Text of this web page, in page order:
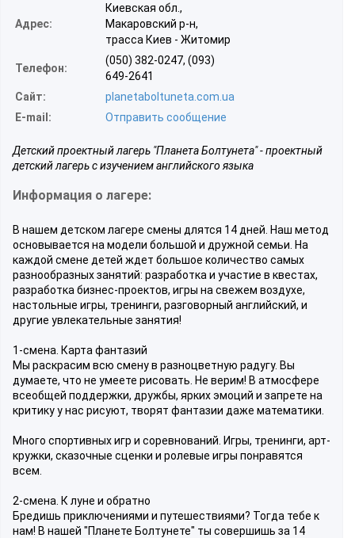
Адрес:
Киевская обл.,
Макаровский р-н,
трасса Киев - Житомир
Телефон:
(050) 382-0247, (093)
649-2641
Сайт:
planetaboltuneta.com.ua
E-mail:
Отправить сообщение
Детский проектный лагерь "Планета Болтунета" - проектный
детский лагерь с изучением английского языка
Информация о лагере:
В нашем детском лагере смены длятся 14 дней. Наш метод
основывается на модели большой и дружной семьи. На
каждой смене детей ждет большое количество самых
разнообразных занятий: разработка и участие в квестах,
разработка бизнес-проектов, игры на свежем воздухе,
настольные игры, тренинги, разговорный английский, и
другие увлекательные занятия!
1-смена. Карта фантазий
Мы раскрасим всю смену в разноцветную радугу. Вы
думаете, что не умеете рисовать. Не верим! В атмосфере
всеобщей поддержки, дружбы, ярких эмоций и запрете на
критику у нас рисуют, творят фантазии даже математики.
Много спортивных игр и соревнований. Игры, тренинги, арт-
кружки, сказочные сценки и ролевые игры понравятся
всем.
2-смена. К луне и обратно
Бредишь приключениями и путешествиями? Тогда тебе к
нам! В нашей "Планете Болтунете" ты совершишь за 14